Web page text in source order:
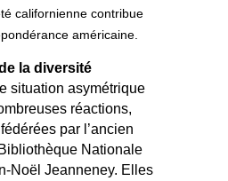
californienne contribue
américaine.
la diversité
situation asymétrique
réactions,
par l’ancien
Nationale
Noël Jeanneney. Elles